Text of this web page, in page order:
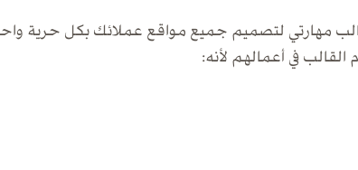
مهارتي لتصميم جميع مواقع عملائك بكل حرية
في أعمالهم لأنه: